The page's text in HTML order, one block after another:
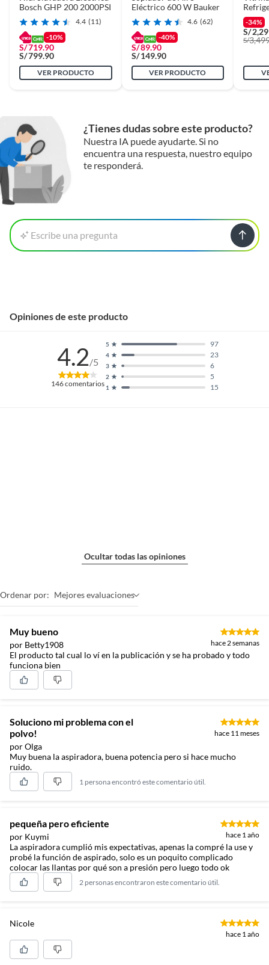
Bosch GHP 200 2000PSI
4.4 (11)
-10%
S/719.90
S/799.90
VER PRODUCTO
Eléctrico 600 W Bauker
4.6 (62)
-40%
S/89.90
S/ 149.90
VER PRODUCTO
-34%
S/
S/
¿Tienes dudas sobre este producto?
Nuestra IA puede ayudarte. Si no
encuentra una respuesta, nuestro equipo
te responderá.
Escribe una pregunta
Opiniones de este producto
4.2/5
146comentarios 1 15
2 5
3 6
4 23
5 97
Ocultar todas las opiniones
Ordenar por: Mejores evaluaciones
Muy bueno
por Betty1908 hace 2 semanas
El producto tal cual lo ví en la publicación y se ha probado y todo
funciona bien
Soluciono mi problema con el
polvo!
por Olga
hace 11 meses
Muy buena la aspiradora, buena potencia pero si hace mucho
ruido.
1 persona encontró este comentario útil.
pequeña pero eficiente
por Kuymi hace 1 año
La aspiradora cumplió mis expectativas, apenas la compré la use y
probé la función de aspirado, solo es un poquito complicado
colocar las llantas por qué son a presión pero luego todo ok
2 personas encontraron este comentario útil.
Nicole
hace 1 año